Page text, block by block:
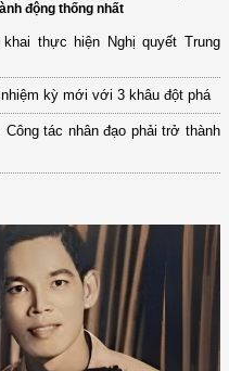
động thống nhất
thực hiện Nghị quyết Trung
kỳ mới với 3 khâu đột phá
tác nhân đạo phải trở thành